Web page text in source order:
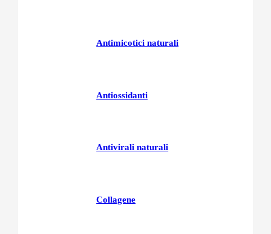
Antimicotici naturali
Antiossidanti
Antivirali naturali
Collagene